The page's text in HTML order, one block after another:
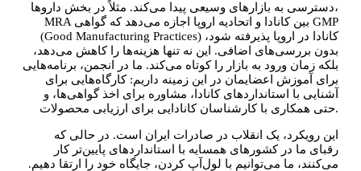
دسترسی به بازارهای وسیعی پیدا می‌کند. مثلاً در بخش داروها،
MRA بین کانادا و اتحادیه اروپا اجازه می‌دهد که گواهی GMP
(Good Manufacturing Practices) کانادا در اروپا پذیرفته شود،
بدون بررسی‌های اضافی. این نه تنها هزینه‌ها را کاهش می‌دهد،
بلکه زمان ورود به بازار را کوتاه می‌کند. ما در انجمن، برنامه‌هایی
برای آموزش اعضایمان در این زمینه داریم: کارگاه‌هایی برای
آشنایی با استانداردهای کانادا، مشاوره برای اخذ گواهی‌ها، و
حتی همکاری با کارشناسان کانادایی برای ارزیابی محصولات.
این رویکرد، یک انقلاب در صادرات ایران است. در حالی که
رقبای ما در کشورهای همسایه با استانداردهای پایین‌تر کار
می‌کنند، ما می‌توانیم با لول‌آپ کردن، جایگاه خود را ارتقا دهیم.